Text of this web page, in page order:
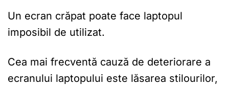
Un ecran crăpat poate face laptopul
imposibil de utilizat.
Cea mai frecventă cauză de deteriorare a
ecranului laptopului este lăsarea stilourilor,